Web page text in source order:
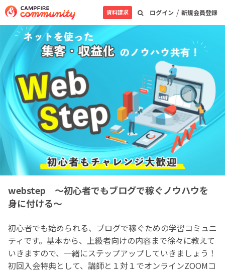
ログイン / 新規会員登録
資料請求
webstep ～初心者でもブログで稼ぐノウハウを
身に付ける～
初心者でも始められる、ブログで稼ぐための学習コミュニ
ティです。基本から、上級者向けの内容まで徐々に教えて
いきますので、一緒にステップアップしていきましょう！
初回入会特典として、講師と１対１でオンラインZOOMコ